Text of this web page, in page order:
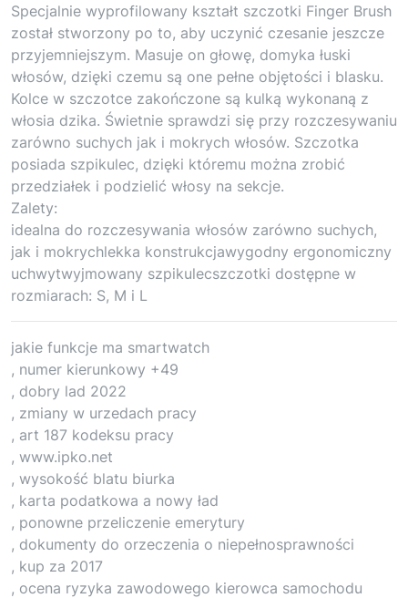
Specjalnie wyprofilowany kształt szczotki Finger Brush
został stworzony po to, aby uczynić czesanie jeszcze
przyjemniejszym. Masuje on głowę, domyka łuski
włosów, dzięki czemu są one pełne objętości i blasku.
Kolce w szczotce zakończone są kulką wykonaną z
włosia dzika. Świetnie sprawdzi się przy rozczesywaniu
zarówno suchych jak i mokrych włosów. Szczotka
posiada szpikulec, dzięki któremu można zrobić
przedziałek i podzielić włosy na sekcje.
Zalety:
idealna do rozczesywania włosów zarówno suchych,
jak i mokrychlekka konstrukcjawygodny ergonomiczny
uchwytwyjmowany szpikulecszczotki dostępne w
rozmiarach: S, M i L
jakie funkcje ma smartwatch
, numer kierunkowy +49
, dobry lad 2022
, zmiany w urzedach pracy
, art 187 kodeksu pracy
, www.ipko.net
, wysokość blatu biurka
, karta podatkowa a nowy ład
, ponowne przeliczenie emerytury
, dokumenty do orzeczenia o niepełnosprawności
, kup za 2017
, ocena ryzyka zawodowego kierowca samochodu